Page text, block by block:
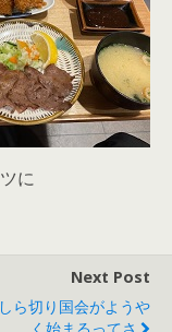
に
Next Post
ら切り国会がようや